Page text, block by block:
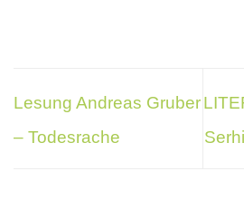
Lesung Andreas Gruber
– Todesrache